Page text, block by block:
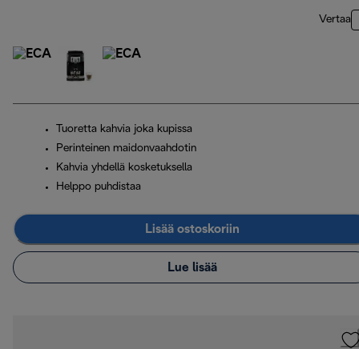
Vertaa
Tuoretta kahvia joka kupissa
Perinteinen maidonvaahdotin
Kahvia yhdellä kosketuksella
Helppo puhdistaa
Lisää ostoskoriin
Lue lisää